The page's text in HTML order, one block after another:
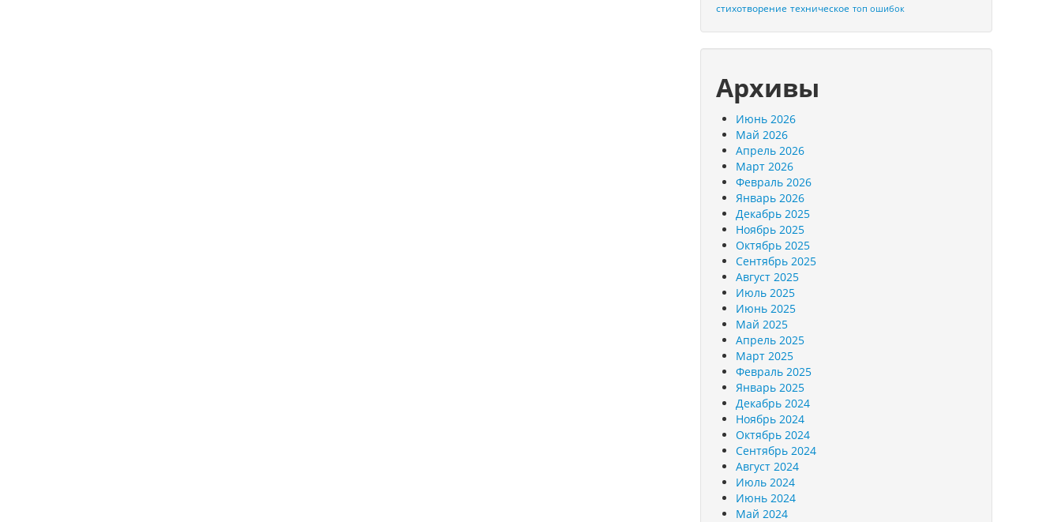
стихотворение техническое топ ошибок
Архивы
Июнь 2026
Май 2026
Апрель 2026
Март 2026
Февраль 2026
Январь 2026
Декабрь 2025
Ноябрь 2025
Октябрь 2025
Сентябрь 2025
Август 2025
Июль 2025
Июнь 2025
Май 2025
Апрель 2025
Март 2025
Февраль 2025
Январь 2025
Декабрь 2024
Ноябрь 2024
Октябрь 2024
Сентябрь 2024
Август 2024
Июль 2024
Июнь 2024
Май 2024